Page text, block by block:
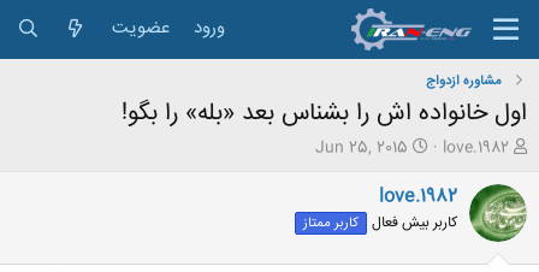
ورود عضویت
مشاوره ازدواج
اول خانواده اش را بشناس بعد «بله» را بگو!
ش
و
ع
ک
love.1982
ت
ر
خ
Jun 25, 2015
love.1982
کاربر بیش فعال کاربر ممتاز